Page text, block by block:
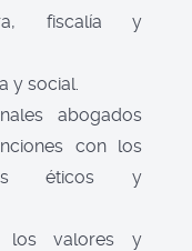
fiscalía y
y social.
abogados
con los
éticos y
los valores y